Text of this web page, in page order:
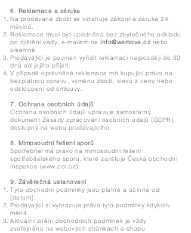
6. Reklamace a záruka
Na prodávané zboží se vztahuje zákonná záruka 24
měsíců.
Reklamace musí být uplatněna bez zbytečného odkladu
po zjištění vady, e-mailem na info@wemove.cz nebo
písemně.
Prodávající je povinen vyřídit reklamaci nejpozději do 30
dnů od jejího přijetí.
V případě oprávněné reklamace má kupující právo na
bezplatnou opravu, výměnu zboží, slevu z ceny nebo
odstoupení od smlouvy.
7. Ochrana osobních údajů
Ochranu osobních údajů upravuje samostatný
dokument Zásady zpracování osobních údajů (GDPR),
dostupný na webu prodávajícího.
8. Mimosoudní řešení sporů
Spotřebitel má právo na mimosoudní řešení
spotřebitelského sporu, které zajišťuje Česká obchodní
inspekce (www.coi.cz).
9. Závěrečná ustanovení
Tyto obchodní podmínky jsou platné a účinné od
[datum].
Prodávající si vyhrazuje právo tyto podmínky kdykoliv
měnit.
Aktuální znění obchodních podmínek je vždy
zveřejněno na webových stránkách e-shopu.